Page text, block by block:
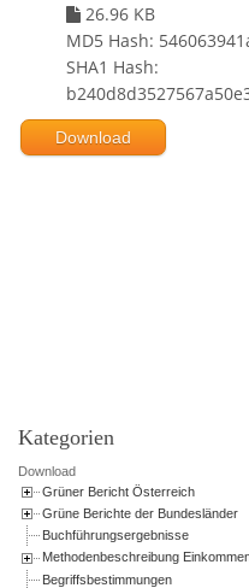
26.96 KB
MD5 Hash:
SHA1 Hash:
Download
Kategorien
Download
Grüner Bericht Österreich
Grüne Berichte der Bundesländer
Buchführungsergebnisse
Methodenbeschreibung
Begriffsbestimmungen